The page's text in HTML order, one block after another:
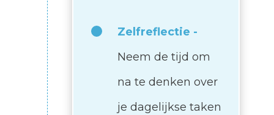
Zelfreflectie -
Neem de tijd om
na te denken over
je dagelijkse taken